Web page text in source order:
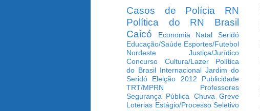
Casos de Polícia
RN
Política do RN
Brasil
Caicó
Economia Natal
Seridó
Educação/Saúde Esportes/Futebol
Nordeste
Justiça/Jurídico
Concurso
Cultura/Lazer
Política
do Brasil Internacional Jardim do
Seridó
Eleição 2012
Publicidade
TRT/MPRN
Professores
Segurança Pública Chuva Greve
Loterias Estágio/Processo Seletivo